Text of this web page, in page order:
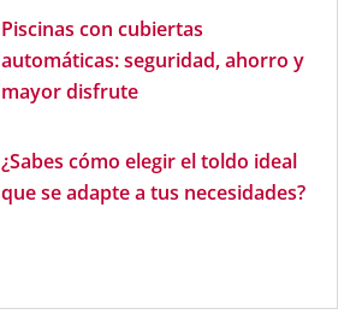
Piscinas con cubiertas
automáticas: seguridad, ahorro y
mayor disfrute
¿Sabes cómo elegir el toldo ideal
que se adapte a tus necesidades?